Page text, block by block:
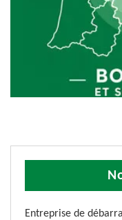
Entreprise de